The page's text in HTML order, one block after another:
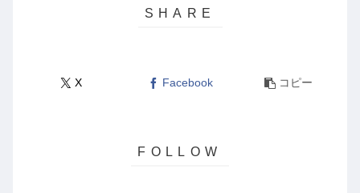
X Facebook コピー